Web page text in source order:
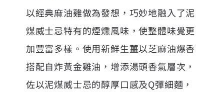
以經典麻油雞做為發想，巧妙地融入了泥
煤威士忌特有的煙燻風味，使整體味覺更
加豐富多樣。使用新鮮生薑以芝麻油爆香
搭配自炸黃金雞油，增添湯頭香氣層次，
佐以泥煤威士忌的醇厚口感及Q彈細麵，